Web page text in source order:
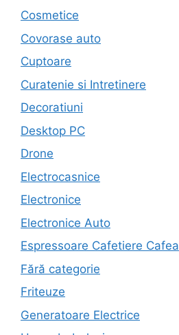
Cosmetice
Covorase auto
Cuptoare
Curatenie si Intretinere
Decoratiuni
Desktop PC
Drone
Electrocasnice
Electronice
Electronice Auto
Espressoare Cafetiere Cafea
Fără categorie
Friteuze
Generatoare Electrice